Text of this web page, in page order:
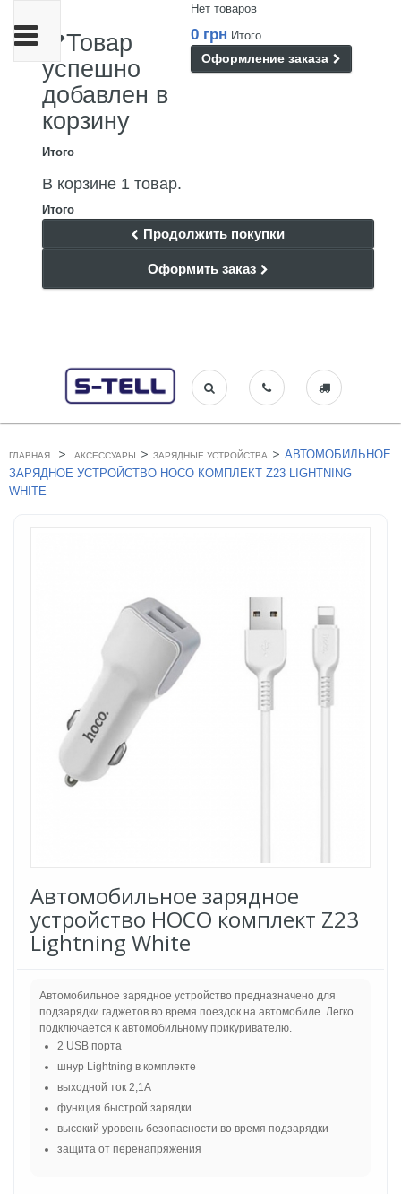
Нет товаров
0 грн Итого
Оформление заказа
Товар
успешно
добавлен в
корзину
Итого
В корзине 1 товар.
Итого
Продолжить покупки
Оформить заказ
Переключить
навигации
ГЛАВНАЯ > АКСЕССУАРЫ > ЗАРЯДНЫЕ УСТРОЙСТВА > АВТОМОБИЛЬНОЕ
ЗАРЯДНОЕ УСТРОЙСТВО HOCO КОМПЛЕКТ Z23 LIGHTNING
WHITE
Автомобильное зарядное
устройство HOCO комплект Z23
Lightning White
Автомобильное зарядное устройство предназначено для
подзарядки гаджетов во время поездок на автомобиле. Легко
подключается к автомобильному прикуривателю.
2 USB порта
шнур Lightning в комплекте
выходной ток 2,1А
функция быстрой зарядки
высокий уровень безопасности во время подзарядки
защита от перенапряжения